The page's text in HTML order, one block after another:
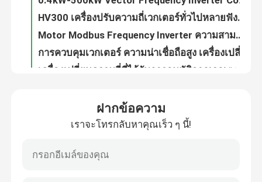
ติดต่อเรา
HV300 เครื่องปรับความถี่เวกเตอร์ทั่วไปหลายฟังก์ชัน VFD เครื่องขับความถี่แปร
Motor Modbus Frequency Inverter ความสามารถในการสื่อสารที่หลากหลาย
เครื่องเปลี่ยนความถี่ที่ได้รับการอนุมัติจากเวกเตอร์ อินเตอร์เฟกชัน RS485
ฝากข้อความ
เราจะโทรกลับหาคุณเร็ว ๆ นี้!